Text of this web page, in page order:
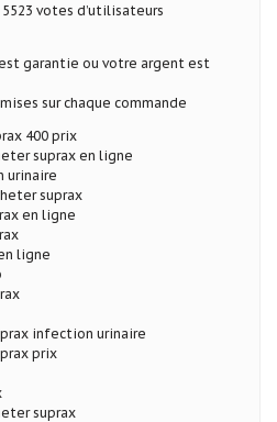
votes d’utilisateurs
garantie ou votre argent est
sur chaque commande
400 prix
suprax en ligne
urinaire
suprax
en ligne
ligne
infection urinaire
prix
suprax